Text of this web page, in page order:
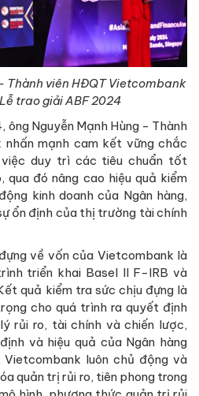
Thành viên HĐQT Vietcombank
trao giải ABF 2024
ông Nguyễn Mạnh Hùng - Thành
mạnh cam kết vững chắc
việc duy trì các tiêu chuẩn tốt
đó nâng cao hiệu quả kiểm
kinh doanh của Ngân hàng,
ổn định của thị trường tài chính
về vốn của Vietcombank là
triển khai Basel II F-IRB và
quả kiểm tra sức chịu đựng là
cho quá trình ra quyết định
rủi ro, tài chính và chiến lược,
và hiệu quả của Ngân hàng
luôn chủ động và
quản trị rủi ro, tiên phong trong